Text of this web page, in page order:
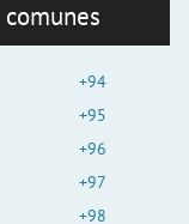
+94
+95
+96
+97
+98